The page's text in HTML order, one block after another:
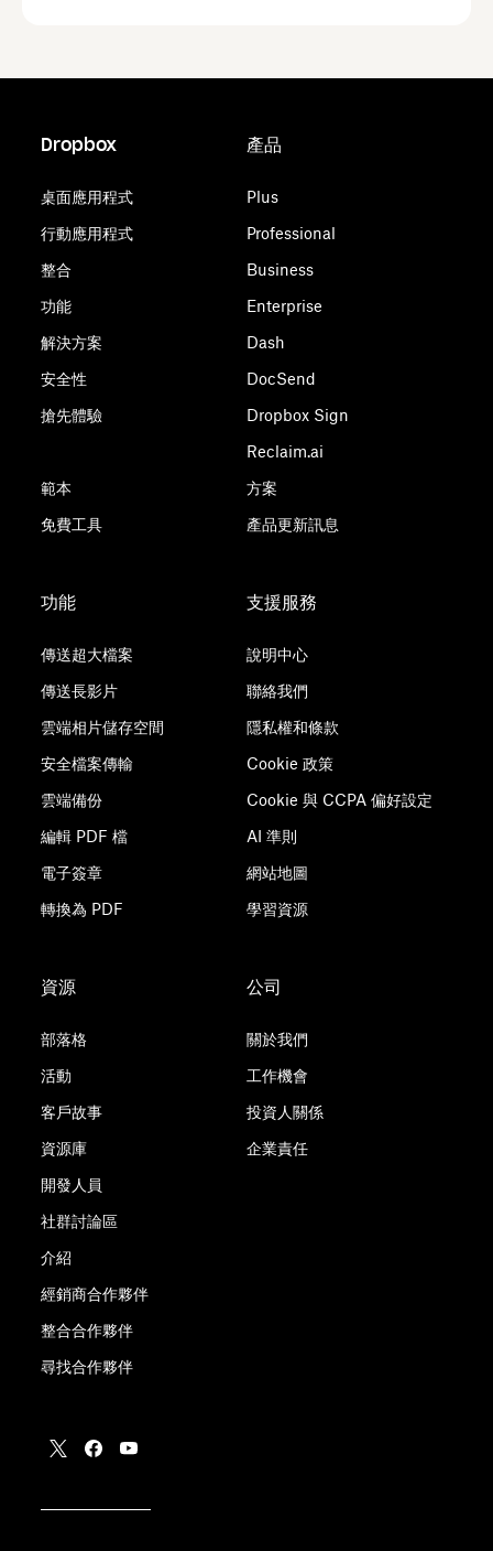
Dropbox
桌面應用程式
行動應用程式
整合
功能
解決方案
安全性
搶先體驗
範本
免費工具
產品
Plus
Professional
Business
Enterprise
Dash
DocSend
Dropbox Sign
Reclaim.ai
方案
產品更新訊息
功能
傳送超大檔案
傳送長影片
雲端相片儲存空間
安全檔案傳輸
雲端備份
編輯 PDF 檔
電子簽章
轉換為 PDF
支援服務
說明中心
聯絡我們
隱私權和條款
Cookie 政策
Cookie 與 CCPA 偏好設定
AI 準則
網站地圖
學習資源
資源
部落格
活動
客戶故事
資源庫
開發人員
社群討論區
介紹
經銷商合作夥伴
整合合作夥伴
尋找合作夥伴
公司
關於我們
工作機會
投資人關係
企業責任